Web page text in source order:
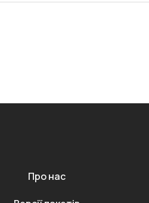
Про нас